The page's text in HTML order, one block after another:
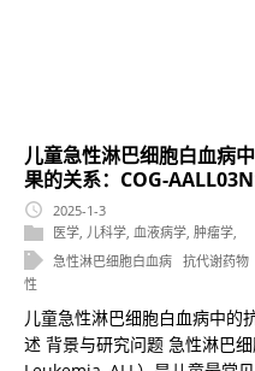
儿童急性淋巴细胞白血病
果的关系：COG-
2025-1-3
医学, 儿科学, 血液病学, 肿瘤学,
急性淋巴细胞白血病 抗代谢药物
性
儿童急性淋巴细胞白血病中的
述 背景与研究问题 急性淋巴